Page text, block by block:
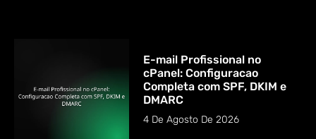
E-mail Profissional no
cPanel: Configuracao
Completa com SPF, DKIM e
DMARC
4 De Agosto De 2026